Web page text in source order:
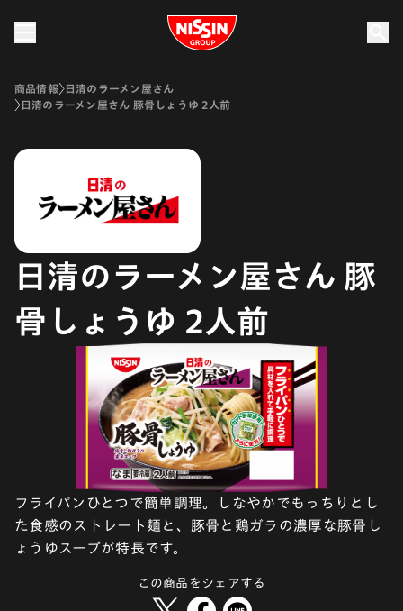
Nissin Group
商品情報
日清のラーメン屋さん
日清のラーメン屋さん 豚骨しょうゆ 2人前
日清のラーメン屋さん 豚
骨しょうゆ 2人前
フライパンひとつで簡単調理。しなやかでもっちりとし
た食感のストレート麺と、豚骨と鶏ガラの濃厚な豚骨し
ょうゆスープが特長です。
この商品をシェアする